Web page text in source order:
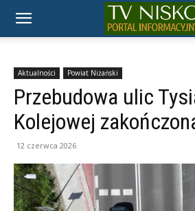
TELEWIZJA
NISKO
Aktualności Powiat Niżański
Przebudowa ulic
Kolejowej
12 czerwca 2026